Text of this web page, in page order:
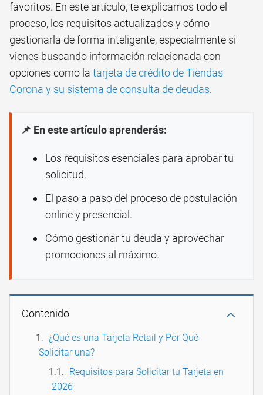
favoritos. En este artículo, te explicamos todo el
proceso, los requisitos actualizados y cómo
gestionarla de forma inteligente, especialmente si
vienes buscando información relacionada con
opciones como la tarjeta de crédito de Tiendas
Corona y su sistema de consulta de deudas.
📌 En este artículo aprenderás:
Los requisitos esenciales para aprobar tu
solicitud.
El paso a paso del proceso de postulación
online y presencial.
Cómo gestionar tu deuda y aprovechar
promociones al máximo.
Contenido
¿Qué es una Tarjeta Retail y Por Qué
Solicitar una?
Requisitos para Solicitar tu Tarjeta en
2026